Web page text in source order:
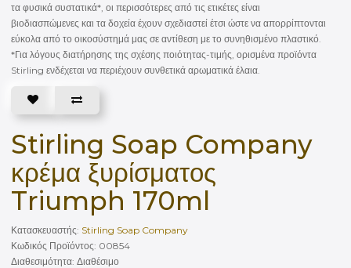
τα φυσικά συστατικά*, οι περισσότερες από τις ετικέτες είναι
βιοδιασπώμενες και τα δοχεία έχουν σχεδιαστεί έτσι ώστε να απορρίπτονται
εύκολα από το οικοσύστημά μας σε αντίθεση με το συνηθισμένο πλαστικό.
*Για λόγους διατήρησης της σχέσης ποιότητας-τιμής, ορισμένα προϊόντα
Stirling ενδέχεται να περιέχουν συνθετικά αρωματικά έλαια.
Stirling Soap Company
κρέμα ξυρίσματος
Triumph 170ml
Κατασκευαστής: Stirling Soap Company
Κωδικός Προϊόντος: 00854
Διαθεσιμότητα: Διαθέσιμο